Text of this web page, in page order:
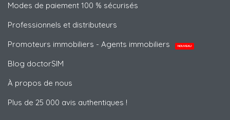
Modes de paiement 100 % sécurisés
Professionnels et distributeurs
Promoteurs immobiliers - Agents immobiliers
NOUVEAU
Blog doctorSIM
À propos de nous
Plus de 25 000 avis authentiques !